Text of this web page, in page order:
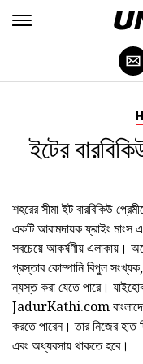
ইটের
শহরের সীমা ইট বারবিকিউ
একটি আরামদায়ক ফ্রাইং মাংস
সবচেয়ে আকর্ষণীয় এলাকায়।
প্রস্তাব কোম্পানি বিপুল
ন্যস্ত করা যেতে পারে।
JadurKathi.com
করতে পারেন। তার নিজের
এবং অধ্যবসায় থাকতে হবে।